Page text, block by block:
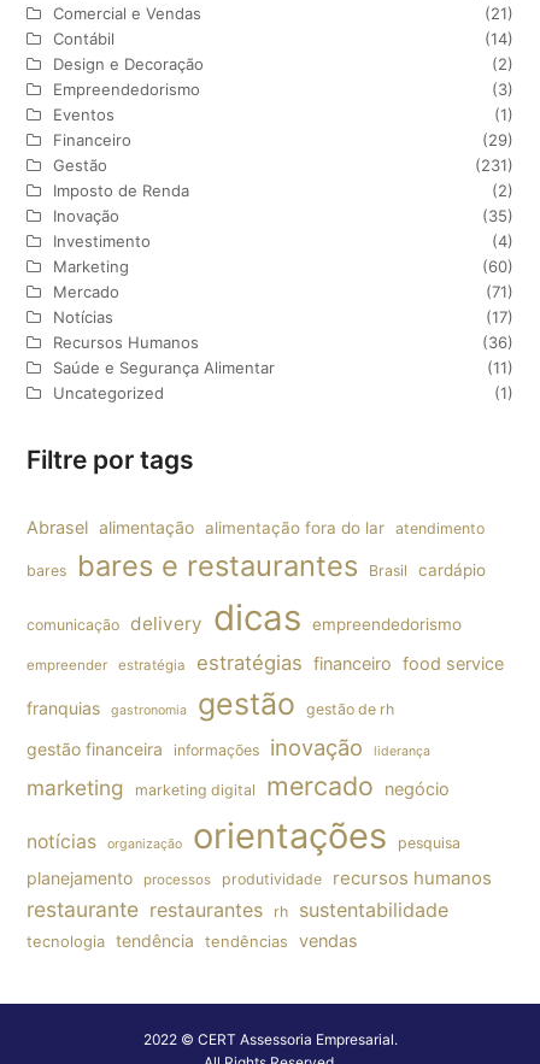
Comercial e Vendas
(21)
Contábil
(14)
Design e Decoração
(2)
Empreendedorismo
(3)
Eventos
(1)
Financeiro
(29)
Gestão
(231)
Imposto de Renda
(2)
Inovação
(35)
Investimento
(4)
Marketing
(60)
Mercado
(71)
Notícias
(17)
Recursos Humanos
(36)
Saúde e Segurança Alimentar
(11)
Uncategorized
(1)
Filtre por tags
Abrasel alimentação alimentação fora do lar atendimento
bares bares e restaurantes Brasil cardápio
comunicação delivery dicas empreendedorismo
empreender estratégia estratégias financeiro food service
franquias gastronomia gestão gestão de rh
gestão financeira informações inovação liderança
marketing marketing digital mercado negócio
notícias organização orientações pesquisa
planejamento processos produtividade recursos humanos
restaurante restaurantes rh sustentabilidade
tecnologia tendência tendências vendas
2022 © CERT Assessoria Empresarial.